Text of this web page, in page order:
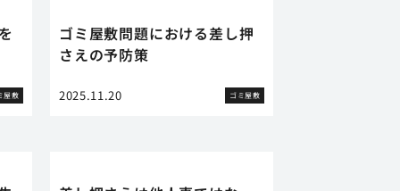
屋敷
ゴミ屋敷問題における差し押
さえの予防策
2025.11.20 ゴミ屋敷